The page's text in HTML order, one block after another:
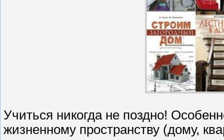
Учиться никогда не поздно!
жизненному пространству (дому,